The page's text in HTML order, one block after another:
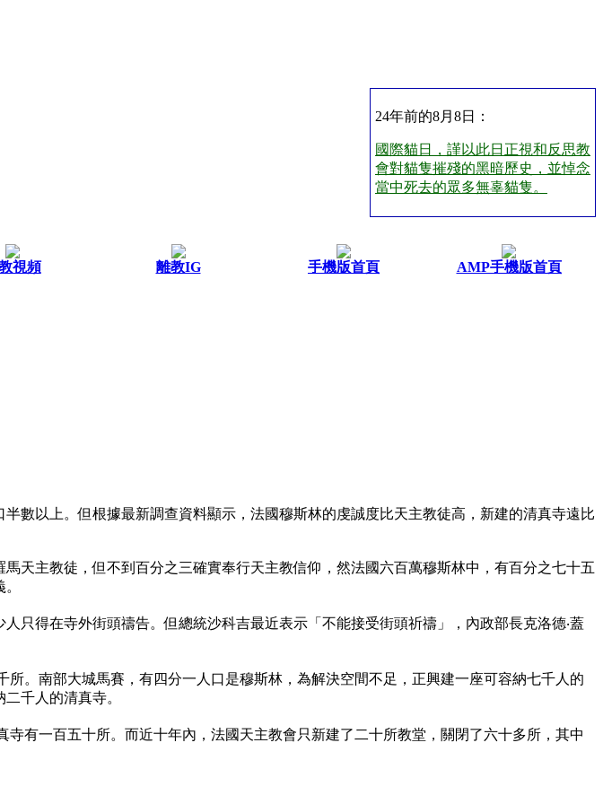
24年前的8月8日：
國際貓日，謹以此日正視和反思教
會對貓隻摧殘的黑暗歷史，並悼念
當中死去的眾多無辜貓隻。
視頻 離教IG 手機版首頁 AMP手機版首頁
數以上。但根據最新調查資料顯示，法國穆斯林的虔誠度比天主教徒高，新建的清真寺遠比
天主教徒，但不到百分之三確實奉行天主教信仰，然法國六百萬穆斯林中，有百分之七十五
只得在寺外街頭禱告。但總統沙科吉最近表示「不能接受街頭祈禱」，內政部長克洛德‧蓋
。南部大城馬賽，有四分一人口是穆斯林，為解決空間不足，正興建一座可容納七千人的
千人的清真寺。
有一百五十所。而近十年內，法國天主教會只新建了二十所教堂，關閉了六十多所，其中